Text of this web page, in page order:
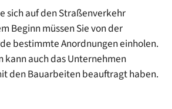
sich auf den Straßenverkehr
Beginn müssen Sie von der
bestimmte Anordnungen einholen.
kann auch das Unternehmen
den Bauarbeiten beauftragt haben.